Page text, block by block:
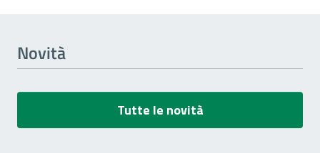
Novità
Tutte le novità